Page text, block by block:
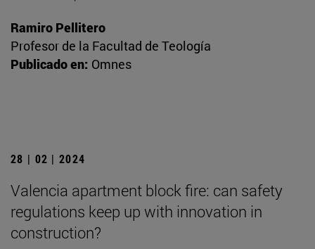
Ramiro Pellitero
Profesor de la Facultad de Teología
Publicado en: Omnes
28 | 02 | 2024
Valencia apartment block fire: can safety
regulations keep up with innovation in
construction?